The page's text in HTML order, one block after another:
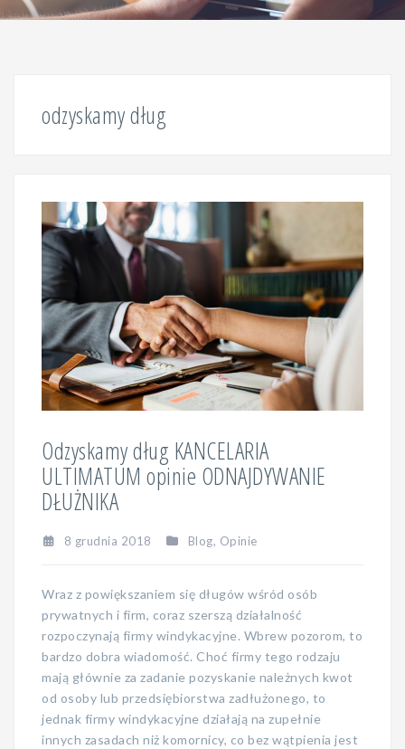
odzyskamy dług
Odzyskamy dług KANCELARIA
ULTIMATUM opinie ODNAJDYWANIE
DŁUŻNIKA
8 grudnia 2018 Blog, Opinie
Wraz z powiększaniem się długów wśród osób
prywatnych i firm, coraz szerszą działalność
rozpoczynają firmy windykacyjne. Wbrew pozorom, to
bardzo dobra wiadomość. Choć firmy tego rodzaju
mają głównie za zadanie pozyskanie należnych kwot
od osoby lub przedsiębiorstwa zadłużonego, to
jednak firmy windykacyjne działają na zupełnie
innych zasadach niż komornicy, co bez wątpienia jest